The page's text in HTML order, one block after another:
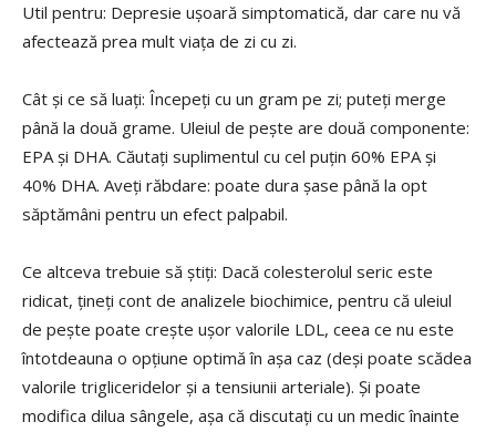
Util pentru: Depresie ușoară simptomatică, dar care nu vă
afectează prea mult viața de zi cu zi.
Cât și ce să luați: Începeți cu un gram pe zi; puteți merge
până la două grame. Uleiul de pește are două componente:
EPA și DHA. Căutați suplimentul cu cel puțin 60% EPA și
40% DHA. Aveți răbdare: poate dura șase până la opt
săptămâni pentru un efect palpabil.
Ce altceva trebuie să știți: Dacă colesterolul seric este
ridicat, țineți cont de analizele biochimice, pentru că uleiul
de pește poate crește ușor valorile LDL, ceea ce nu este
întotdeauna o opțiune optimă în așa caz (deși poate scădea
valorile trigliceridelor și a tensiunii arteriale). Și poate
modifica dilua sângele, așa că discutați cu un medic înainte